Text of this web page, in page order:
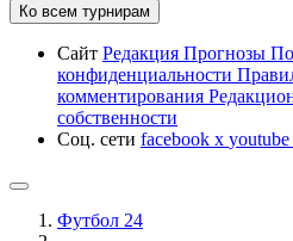
Ко всем турнирам
Сайт Редакция Прогнозы
конфиденциальности
комментирования
собственности
Соц. сети facebook x youtube
Футбол 24